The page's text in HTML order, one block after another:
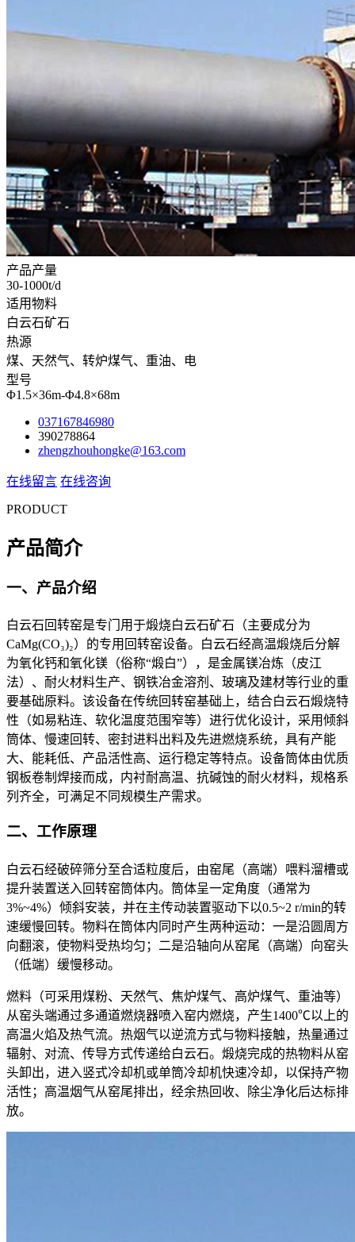
产品产量
30-1000t/d
适用物料
白云石矿石
热源
煤、天然气、转炉煤气、重油、电
型号
Φ1.5×36m-Φ4.8×68m
037167846980
390278864
zhengzhouhongke@163.com
在线留言 在线咨询
PRODUCT
产品简介
一、产品介绍
白云石回转窑是专门用于煅烧白云石矿石（主要成分为
CaMg(CO₃)₂）的专用回转窑设备。白云石经高温煅烧后分解
为氧化钙和氧化镁（俗称“煅白”），是金属镁冶炼（皮江
法）、耐火材料生产、钢铁冶金溶剂、玻璃及建材等行业的重
要基础原料。该设备在传统回转窑基础上，结合白云石煅烧特
性（如易粘连、软化温度范围窄等）进行优化设计，采用倾斜
筒体、慢速回转、密封进料出料及先进燃烧系统，具有产能
大、能耗低、产品活性高、运行稳定等特点。设备筒体由优质
钢板卷制焊接而成，内衬耐高温、抗碱蚀的耐火材料，规格系
列齐全，可满足不同规模生产需求。
二、工作原理
白云石经破碎筛分至合适粒度后，由窑尾（高端）喂料溜槽或
提升装置送入回转窑筒体内。筒体呈一定角度（通常为
3%~4%）倾斜安装，并在主传动装置驱动下以0.5~2 r/min的转
速缓慢回转。物料在筒体内同时产生两种运动：一是沿圆周方
向翻滚，使物料受热均匀；二是沿轴向从窑尾（高端）向窑头
（低端）缓慢移动。
燃料（可采用煤粉、天然气、焦炉煤气、高炉煤气、重油等）
从窑头端通过多通道燃烧器喷入窑内燃烧，产生1400℃以上的
高温火焰及热气流。热烟气以逆流方式与物料接触，热量通过
辐射、对流、传导方式传递给白云石。煅烧完成的热物料从窑
头卸出，进入竖式冷却机或单筒冷却机快速冷却，以保持产物
活性；高温烟气从窑尾排出，经余热回收、除尘净化后达标排
放。